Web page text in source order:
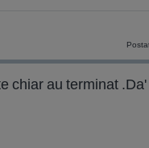
chiar au terminat